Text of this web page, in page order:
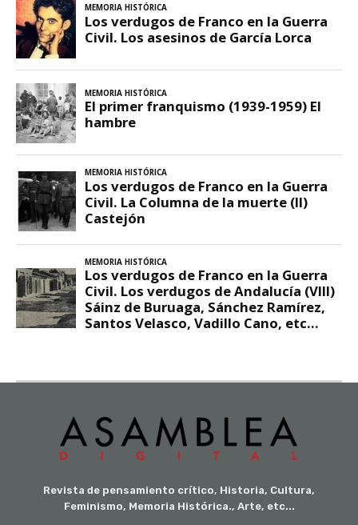
Revista de pensamiento crítico, Historia, Cultura,
Feminismo, Memoria Histórica., Arte, etc...